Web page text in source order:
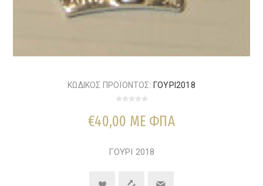
ΚΩΔΙΚΟΣ ΠΡΟΪΟΝΤΟΣ: ΓΟΥΡΙ2018
€40,00 ΜΕ ΦΠΑ
ΓΟΥΡΙ 2018